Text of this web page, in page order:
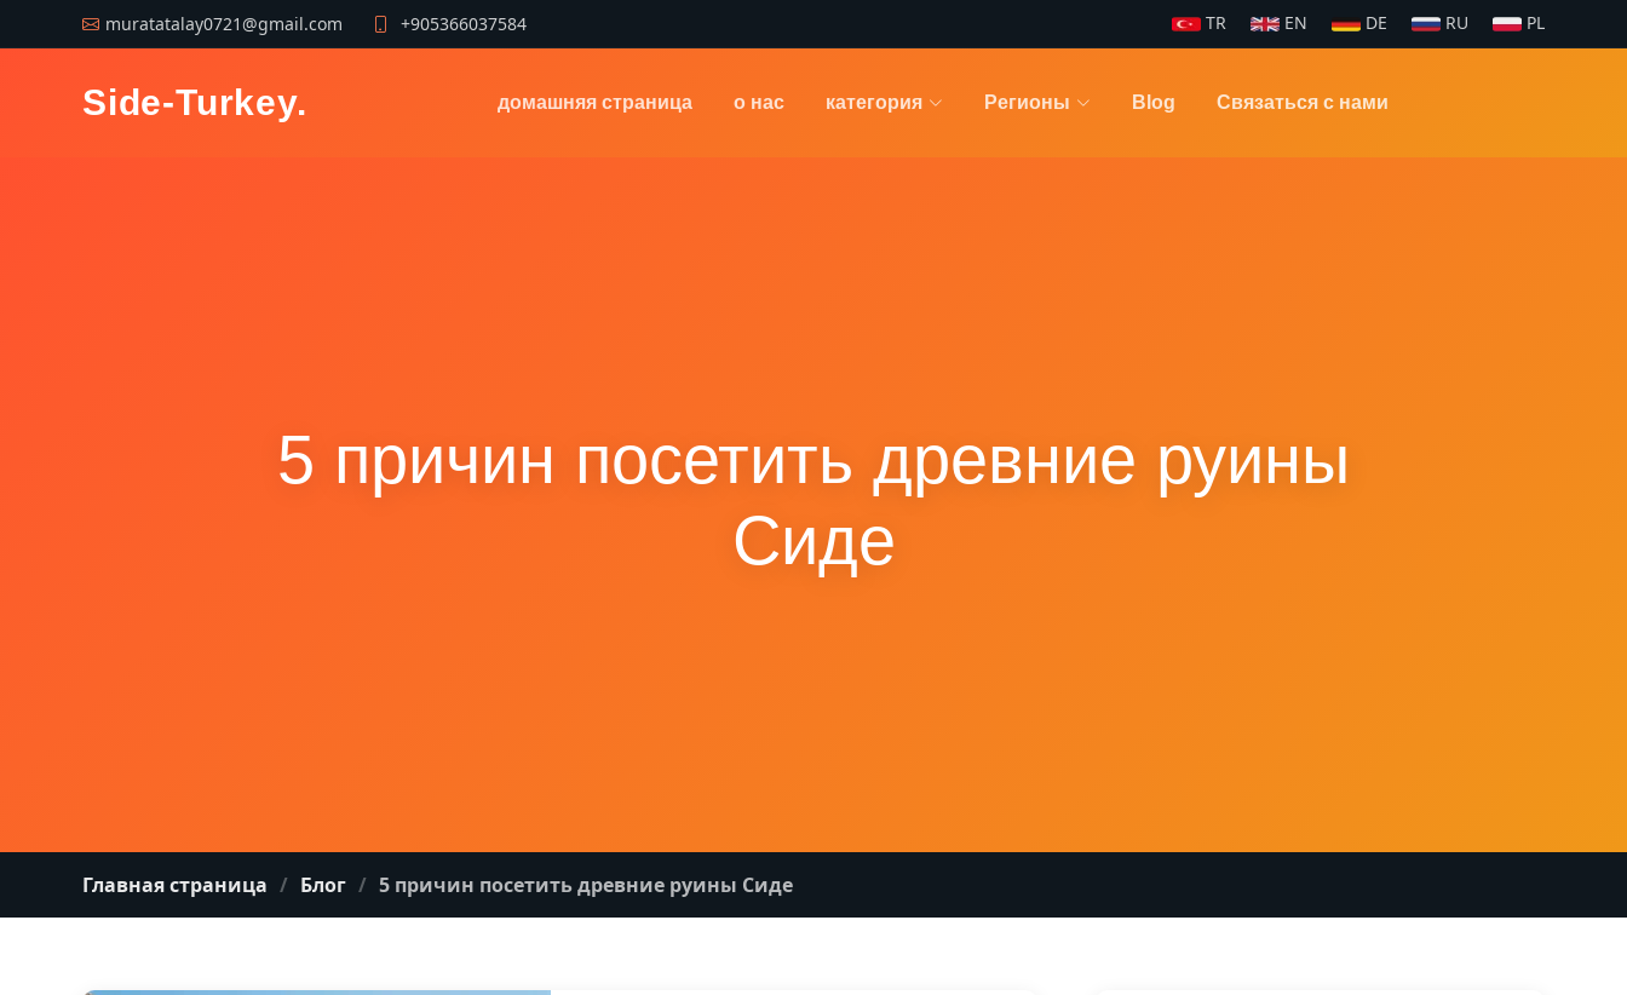
muratatalay0721@gmail.com +905366037584 TR EN DE RU PL
Side-Turkey. домашняя страница о нас категория Регионы Blog Связаться с нами
5 причин посетить древние руины
Сиде
Главная страница Блог 5 причин посетить древние руины Сиде